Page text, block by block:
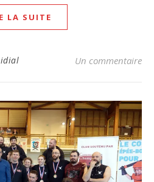
LA SUITE
Un commentaire